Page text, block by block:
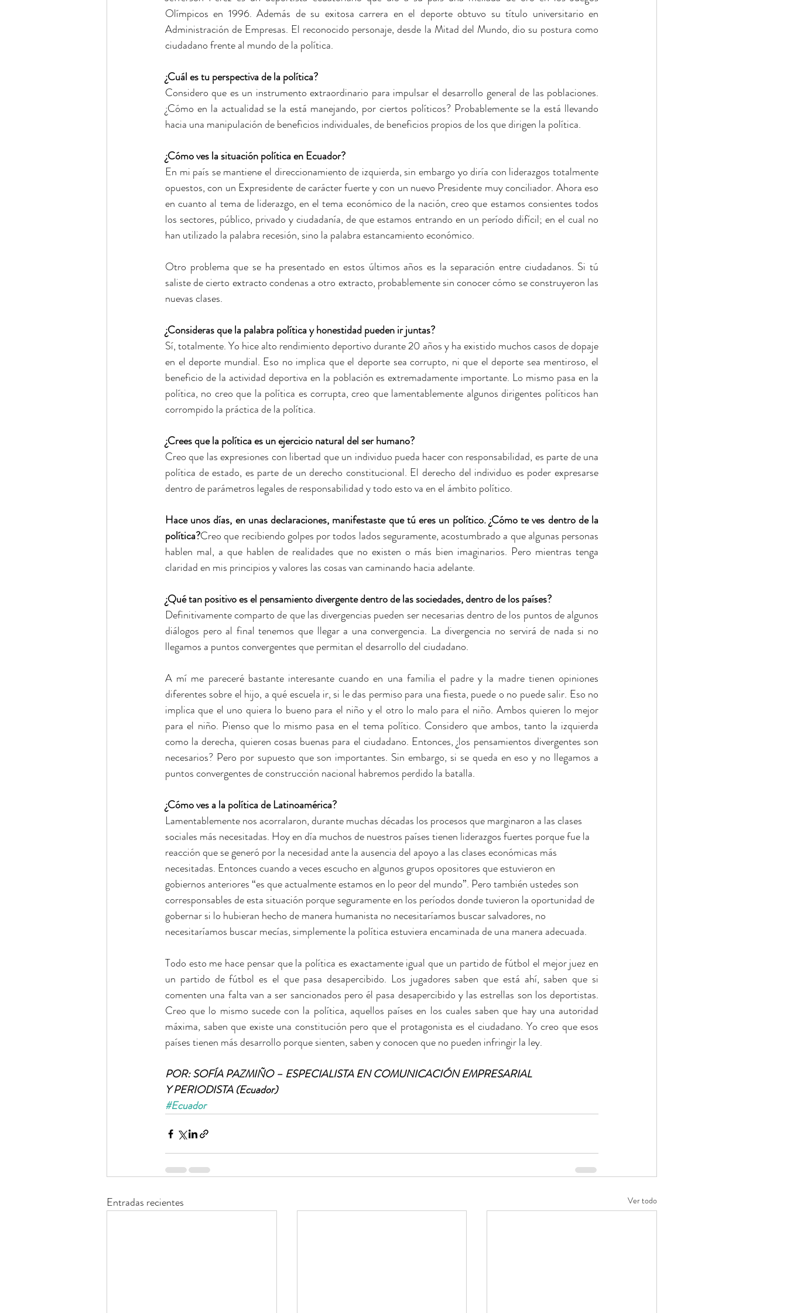
Olímpicos en 1996. Además de su exitosa carrera en el deporte obtuvo su título universitario en
Administración de Empresas. El reconocido personaje, desde la Mitad del Mundo, dio su postura como
ciudadano frente al mundo de la política.
¿Cuál es tu perspectiva de la política?
Considero que es un instrumento extraordinario para impulsar el desarrollo general de las poblaciones.
¿Cómo en la actualidad se la está manejando, por ciertos políticos? Probablemente se la está llevando
hacia una manipulación de beneficios individuales, de beneficios propios de los que dirigen la política.
¿Cómo ves la situación política en Ecuador?
En mi país se mantiene el direccionamiento de izquierda, sin embargo yo diría con liderazgos totalmente
opuestos, con un Expresidente de carácter fuerte y con un nuevo Presidente muy conciliador. Ahora eso
en cuanto al tema de liderazgo, en el tema económico de la nación, creo que estamos consientes todos
los sectores, público, privado y ciudadanía, de que estamos entrando en un período difícil; en el cual no
han utilizado la palabra recesión, sino la palabra estancamiento económico.
Otro problema que se ha presentado en estos últimos años es la separación entre ciudadanos. Si tú
saliste de cierto extracto condenas a otro extracto, probablemente sin conocer cómo se construyeron las
nuevas clases.
¿Consideras que la palabra política y honestidad pueden ir juntas?
Sí, totalmente. Yo hice alto rendimiento deportivo durante 20 años y ha existido muchos casos de dopaje
en el deporte mundial. Eso no implica que el deporte sea corrupto, ni que el deporte sea mentiroso, el
beneficio de la actividad deportiva en la población es extremadamente importante. Lo mismo pasa en la
política, no creo que la política es corrupta, creo que lamentablemente algunos dirigentes políticos han
corrompido la práctica de la política.
¿Crees que la política es un ejercicio natural del ser humano?
Creo que las expresiones con libertad que un individuo pueda hacer con responsabilidad, es parte de una
política de estado, es parte de un derecho constitucional. El derecho del individuo es poder expresarse
dentro de parámetros legales de responsabilidad y todo esto va en el ámbito político.
Hace unos días, en unas declaraciones, manifestaste que tú eres un político. ¿Cómo te ves dentro de la
política?Creo que recibiendo golpes por todos lados seguramente, acostumbrado a que algunas personas
hablen mal, a que hablen de realidades que no existen o más bien imaginarios. Pero mientras tenga
claridad en mis principios y valores las cosas van caminando hacia adelante.
¿Qué tan positivo es el pensamiento divergente dentro de las sociedades, dentro de los países?
Definitivamente comparto de que las divergencias pueden ser necesarias dentro de los puntos de algunos
diálogos pero al final tenemos que llegar a una convergencia. La divergencia no servirá de nada si no
llegamos a puntos convergentes que permitan el desarrollo del ciudadano.
A mí me pareceré bastante interesante cuando en una familia el padre y la madre tienen opiniones
diferentes sobre el hijo, a qué escuela ir, si le das permiso para una fiesta, puede o no puede salir. Eso no
implica que el uno quiera lo bueno para el niño y el otro lo malo para el niño. Ambos quieren lo mejor
para el niño. Pienso que lo mismo pasa en el tema político. Considero que ambos, tanto la izquierda
como la derecha, quieren cosas buenas para el ciudadano. Entonces, ¿los pensamientos divergentes son
necesarios? Pero por supuesto que son importantes. Sin embargo, si se queda en eso y no llegamos a
puntos convergentes de construcción nacional habremos perdido la batalla.
¿Cómo ves a la política de Latinoamérica?
Lamentablemente nos acorralaron, durante muchas décadas los procesos que marginaron a las clases
sociales más necesitadas. Hoy en día muchos de nuestros países tienen liderazgos fuertes porque fue la
reacción que se generó por la necesidad ante la ausencia del apoyo a las clases económicas más
necesitadas. Entonces cuando a veces escucho en algunos grupos opositores que estuvieron en
gobiernos anteriores “es que actualmente estamos en lo peor del mundo”. Pero también ustedes son
corresponsables de esta situación porque seguramente en los períodos donde tuvieron la oportunidad de
gobernar si lo hubieran hecho de manera humanista no necesitaríamos buscar salvadores, no
necesitaríamos buscar mecías, simplemente la política estuviera encaminada de una manera adecuada.
Todo esto me hace pensar que la política es exactamente igual que un partido de fútbol el mejor juez en
un partido de fútbol es el que pasa desapercibido. Los jugadores saben que está ahí, saben que si
comenten una falta van a ser sancionados pero él pasa desapercibido y las estrellas son los deportistas.
Creo que lo mismo sucede con la política, aquellos países en los cuales saben que hay una autoridad
máxima, saben que existe una constitución pero que el protagonista es el ciudadano. Yo creo que esos
países tienen más desarrollo porque sienten, saben y conocen que no pueden infringir la ley.
POR: SOFÍA PAZMIÑO – ESPECIALISTA EN COMUNICACIÓN EMPRESARIAL
Y PERIODISTA (Ecuador)
#Ecuador
Entradas recientes Ver todo